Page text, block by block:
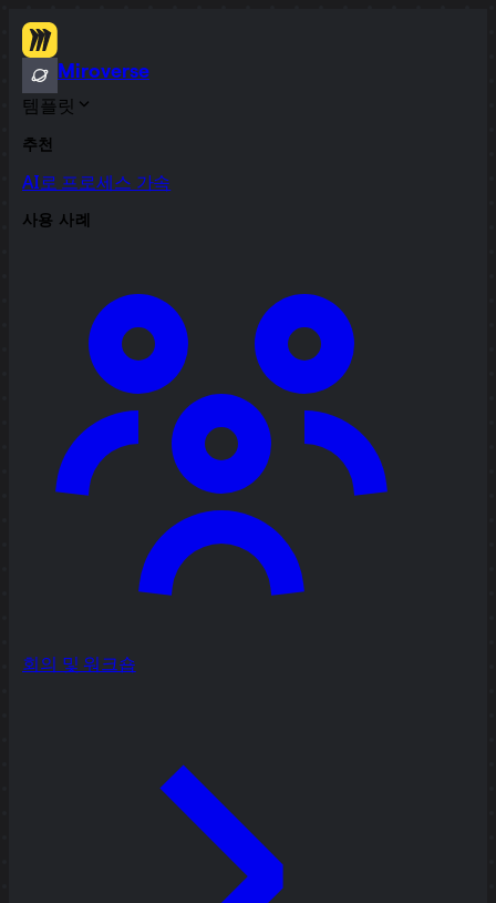
Miroverse
템플릿
추천
AI로 프로세스 가속
사용 사례
회의 및 워크숍